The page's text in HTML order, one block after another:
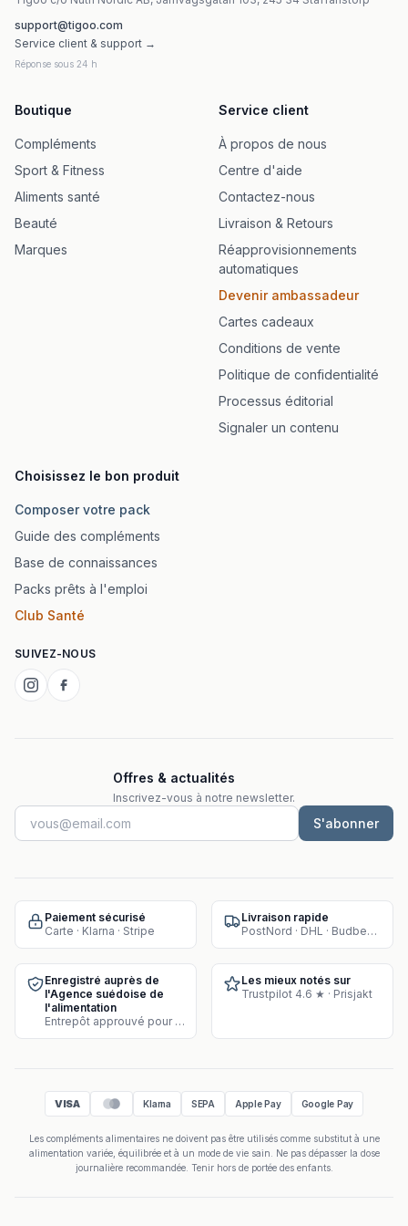
support@tigoo.com
Service client & support →
Réponse sous 24 h
Boutique
Compléments
Sport & Fitness
Aliments santé
Beauté
Marques
Service client
À propos de nous
Centre d'aide
Contactez-nous
Livraison & Retours
Réapprovisionnements
automatiques
Devenir ambassadeur
Cartes cadeaux
Conditions de vente
Politique de confidentialité
Processus éditorial
Signaler un contenu
Choisissez le bon produit
Composer votre pack
Guide des compléments
Base de connaissances
Packs prêts à l'emploi
Club Santé
SUIVEZ-NOUS
Offres & actualités
Inscrivez-vous à notre newsletter.
S'abonner
Paiement sécurisé
Carte · Klarna · Stripe
Livraison rapide
PostNord · DHL · Budbee · Instabox
Enregistré auprès de
l'Agence suédoise de
l'alimentation
Entrepôt approuvé pour la vente de compléments
Les mieux notés sur
Trustpilot 4.6 ★ · Prisjakt
VISA Klarna SEPA Apple Pay Google Pay
Les compléments alimentaires ne doivent pas être utilisés comme substitut à une
alimentation variée, équilibrée et à un mode de vie sain. Ne pas dépasser la dose
journalière recommandée. Tenir hors de portée des enfants.